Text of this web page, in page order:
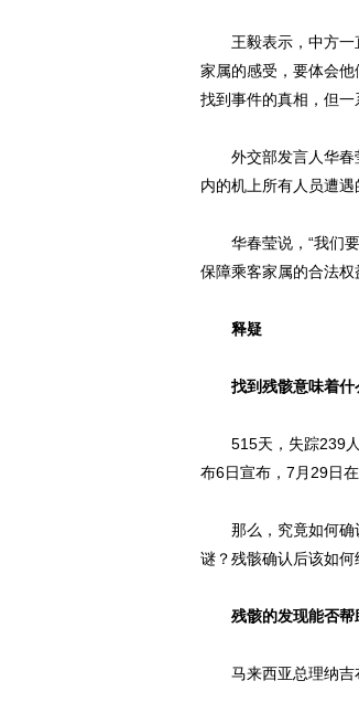
王毅表示，中方一直
家属的感受，要体会
找到事件的真相，但一
外交部发言人华春莹
内的机上所有人员遭
华春莹说，“我们要
保障乘客家属的合法权
释疑
找到残骸意味着什
515天，失踪239人
布6日宣布，7月29日
那么，究竟如何确认
谜？残骸确认后该如何
残骸的发现能否帮
马来西亚总理纳吉布